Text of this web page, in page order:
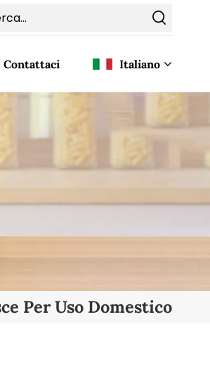
Contattaci Italiano
English
Français
Español
Per Uso Domestico